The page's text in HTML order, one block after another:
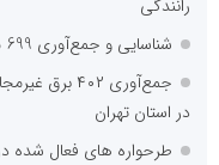
رانندگی
شناسایی و جمع‌آوری 699 ماینر غیرمجاز در استان تهران
جمع‌آوری
در استان تهران
طرحواره های فعال شده